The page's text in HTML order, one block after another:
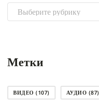
Выбрать
рубрику
Метки
ВИДЕО (107) АУДИО (87)